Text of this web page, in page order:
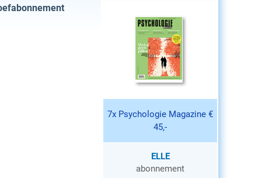
7x Psychologie Magazine €
45,-
ELLE
abonnement